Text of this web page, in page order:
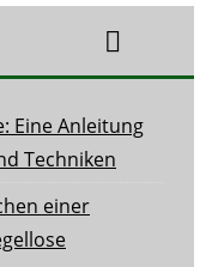
Eine Anleitung
Techniken
einer